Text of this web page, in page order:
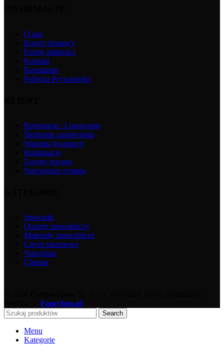
O nas
Koszty dostawy
Formy płatności
Kontakt
Regulamin
Polityka Prywatności
Rejestracja / Logowanie
Śledzenie zamówienia
Warunki gwarancji
Reklamacje
Zwroty towaru
Najczęstsze pytania
Spawarki
Osprzęt spawalniczy
Materiały spawalnicze
Cięcie plazmowe
Narzędzia
Chemia
Fancybox.pl
Search
Menu
Kategorie